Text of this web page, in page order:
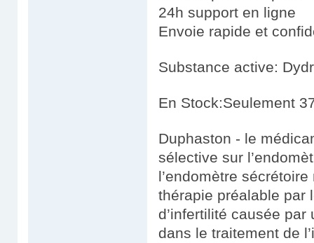
24h support en ligne
Envoie rapide et
Substance active:
En Stock:Seulement
Duphaston - le
sélective sur
l’endomètre
thérapie préalable
d’infertilité causée
dans le traitement de